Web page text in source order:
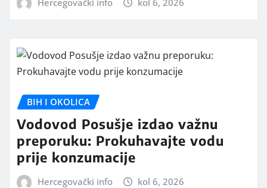
Hercegovački info kol 6, 2026
BIH I OKOLICA
Vodovod Posušje izdao važnu
preporuku: Prokuhavajte vodu
prije konzumacije
Hercegovački info kol 6, 2026